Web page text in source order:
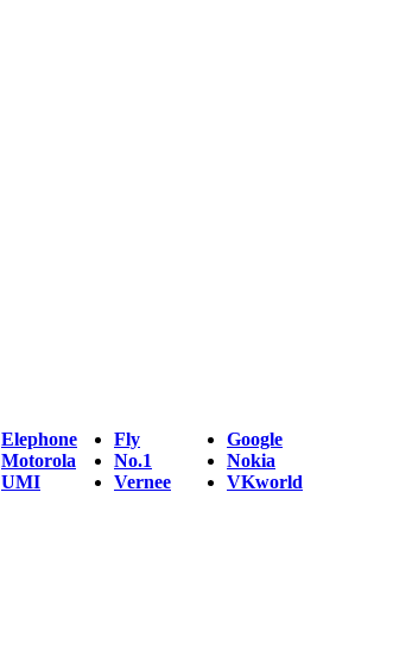
Elephone Fly
Google
Motorola No.1
Nokia
UMI Vernee
VKworld